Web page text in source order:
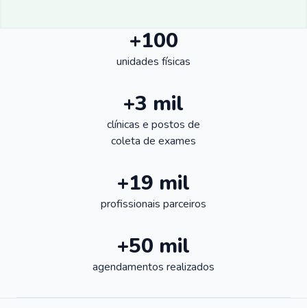
+100
unidades físicas
+3 mil
clínicas e postos de
coleta de exames
+19 mil
profissionais parceiros
+50 mil
agendamentos realizados